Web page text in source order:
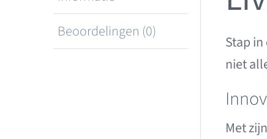
Beoordelingen (0)
Stap
niet
Met